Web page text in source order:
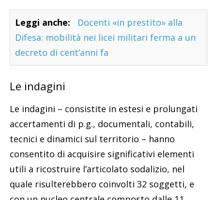
Leggi anche:
Docenti «in prestito» alla
Difesa: mobilità nei licei militari ferma a un
decreto di cent’anni fa
Le indagini
Le indagini – consistite in estesi e prolungati
accertamenti di p.g., documentali, contabili,
tecnici e dinamici sul territorio – hanno
consentito di acquisire significativi elementi
utili a ricostruire l’articolato sodalizio, nel
quale risulterebbero coinvolti 32 soggetti, e